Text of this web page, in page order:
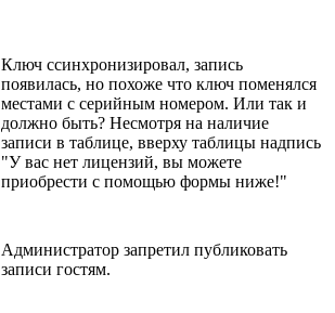
Ключ ссинхронизировал, запись
появилась, но похоже что ключ поменялся
местами с серийным номером. Или так и
должно быть? Несмотря на наличие
записи в таблице, вверху таблицы надпись
"У вас нет лицензий, вы можете
приобрести с помощью формы ниже!"
Администратор запретил публиковать
записи гостям.